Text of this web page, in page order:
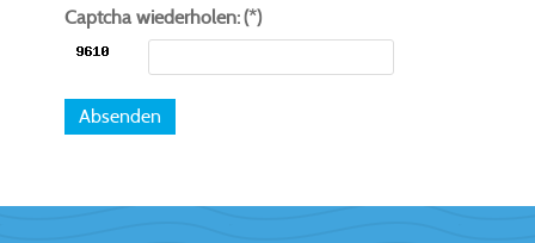
Captcha wiederholen:(*)
Absenden